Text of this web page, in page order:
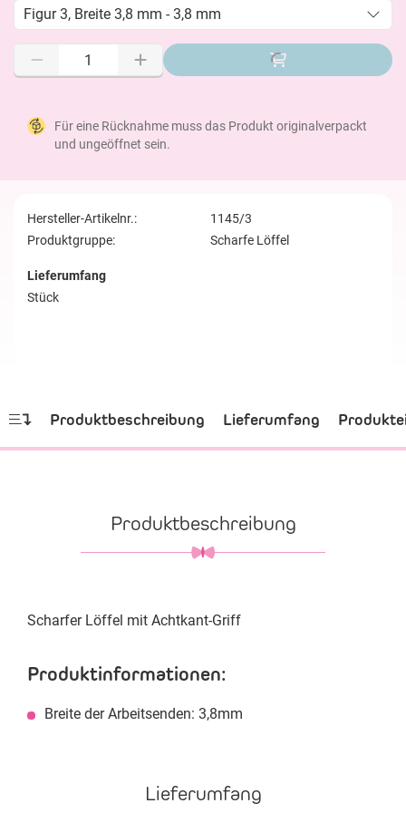
Figur 3, Breite 3,8 mm - 3,8 mm
Für eine Rücknahme muss das Produkt originalverpackt
und ungeöffnet sein.
Hersteller-Artikelnr.:
1145/3
Produktgruppe:
Scharfe Löffel
Lieferumfang
Stück
Produktbeschreibung Lieferumfang
Produktbeschreibung
Scharfer Löffel mit Achtkant-Griff
Produktinformationen:
Breite der Arbeitsenden: 3,8mm
Lieferumfang